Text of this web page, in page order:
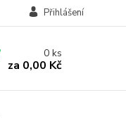
Přihlášení
0ks
za 0,00 Kč